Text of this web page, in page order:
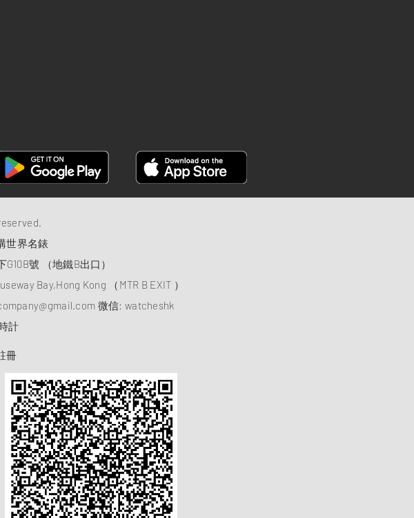
世界名錶
號 （地鐵B出口）
Bay,Hong Kong （MTR B EXIT ）
微信: watcheshk
計
冊